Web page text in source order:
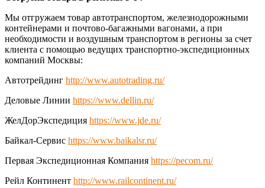
Мы отгружаем товар автотранспортом, железнодорожными
контейнерами и почтово-багажными вагонами, а при
необходимости и воздушным транспортом в регионы за счет
клиента с помощью ведущих транспортно-экспедиционных
компаний Москвы:
Автотрейдинг http://www.autotrading.ru/
Деловые Линии https://www.dellin.ru/
ЖелДорЭкспедиция https://www.jde.ru/
Байкал-Сервис https://www.baikalsr.ru/
Первая Экспедиционная Компания https://pecom.ru/
Рейл Континент http://www.railcontinent.ru/